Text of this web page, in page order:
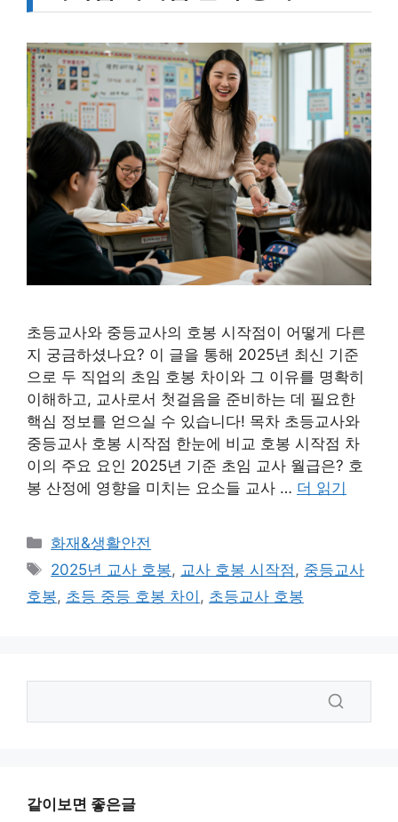
초등교사와 중등교사의 호봉 시작점이 어떻게 다른
지 궁금하셨나요? 이 글을 통해 2025년 최신 기준
으로 두 직업의 초임 호봉 차이와 그 이유를 명확히
이해하고, 교사로서 첫걸음을 준비하는 데 필요한
핵심 정보를 얻으실 수 있습니다! 목차 초등교사와
중등교사 호봉 시작점 한눈에 비교 호봉 시작점 차
이의 주요 요인 2025년 기준 초임 교사 월급은? 호
봉 산정에 영향을 미치는 요소들 교사 … 더 읽기
카
테
리
화재&생활안전
태
그
2025년 교사 호봉, 교사 호봉 시작점 , 중등교사
호봉, 초등 중등 호봉 차이 , 초등교사 호봉
같이보면 좋은글